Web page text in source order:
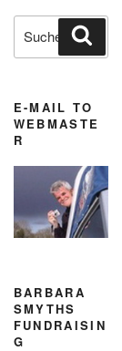
Suchen
nach:
E-MAIL TO
WEBMASTE
R
BARBARA
SMYTHS
FUNDRAISIN
G